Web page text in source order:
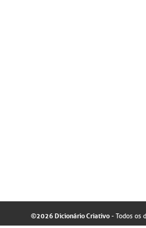
©2026 Dicionário Criativo- Todos os